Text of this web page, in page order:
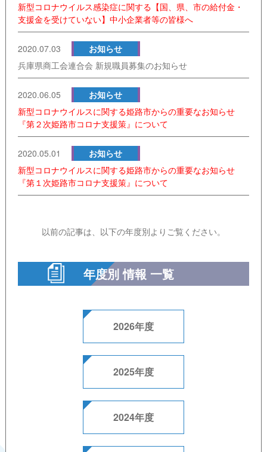
新型コロナウイルス感染症に関する【国、県、市の給付金・
支援金を受けていない】中小企業者等の皆様へ
2020.07.03
お知らせ
兵庫県商工会連合会 新規職員募集のお知らせ
2020.06.05
お知らせ
新型コロナウイルスに関する姫路市からの重要なお知らせ
『第２次姫路市コロナ支援策』について
2020.05.01
お知らせ
新型コロナウイルスに関する姫路市からの重要なお知らせ
『第１次姫路市コロナ支援策』について
以前の記事は、以下の年度別よりご覧ください。
年度別 情報 一覧
2026年度
2025年度
2024年度